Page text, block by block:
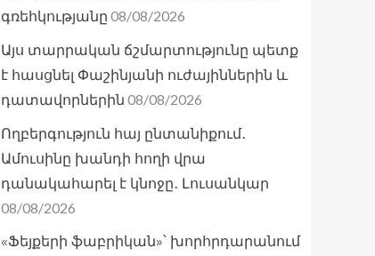
գռեհկությանը 08/08/2026
Այս տարրական ճշմարտությունը պետք
է հասցնել Փաշինյանի ուժայիններին և
դատավորներին 08/08/2026
Ողբերգություն հայ ընտանիքում․
Ամուսինը խանդի հողի վրա
դանակահարել է կնոջը․ Լուսանկար
08/08/2026
«Ֆեյքերի ֆաբրիկան»՝ խորհրդարանում